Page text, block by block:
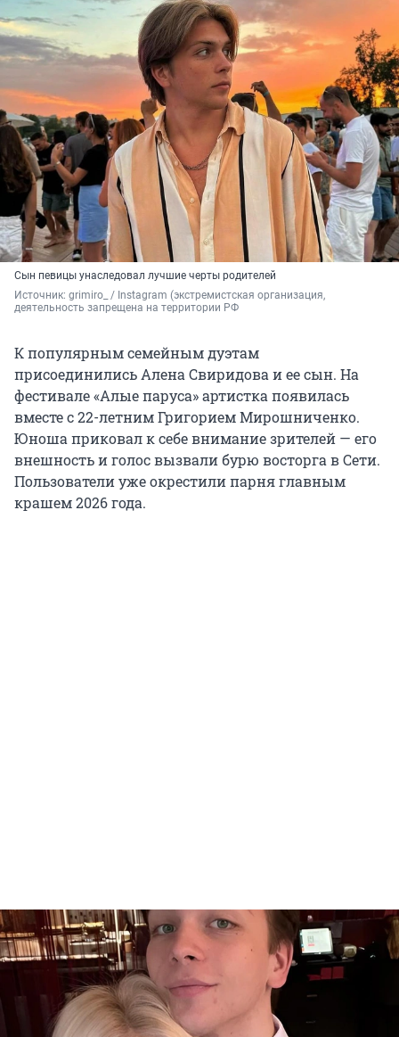
Сын певицы унаследовал лучшие черты родителей
Источник: grimiro_ / Instagram (экстремистская организация,
деятельность запрещена на территории РФ
К популярным семейным дуэтам
присоединились Алена Свиридова и ее сын. На
фестивале «Алые паруса» артистка появилась
вместе с 22-летним Григорием Мирошниченко.
Юноша приковал к себе внимание зрителей — его
внешность и голос вызвали бурю восторга в Сети.
Пользователи уже окрестили парня главным
крашем 2026 года.